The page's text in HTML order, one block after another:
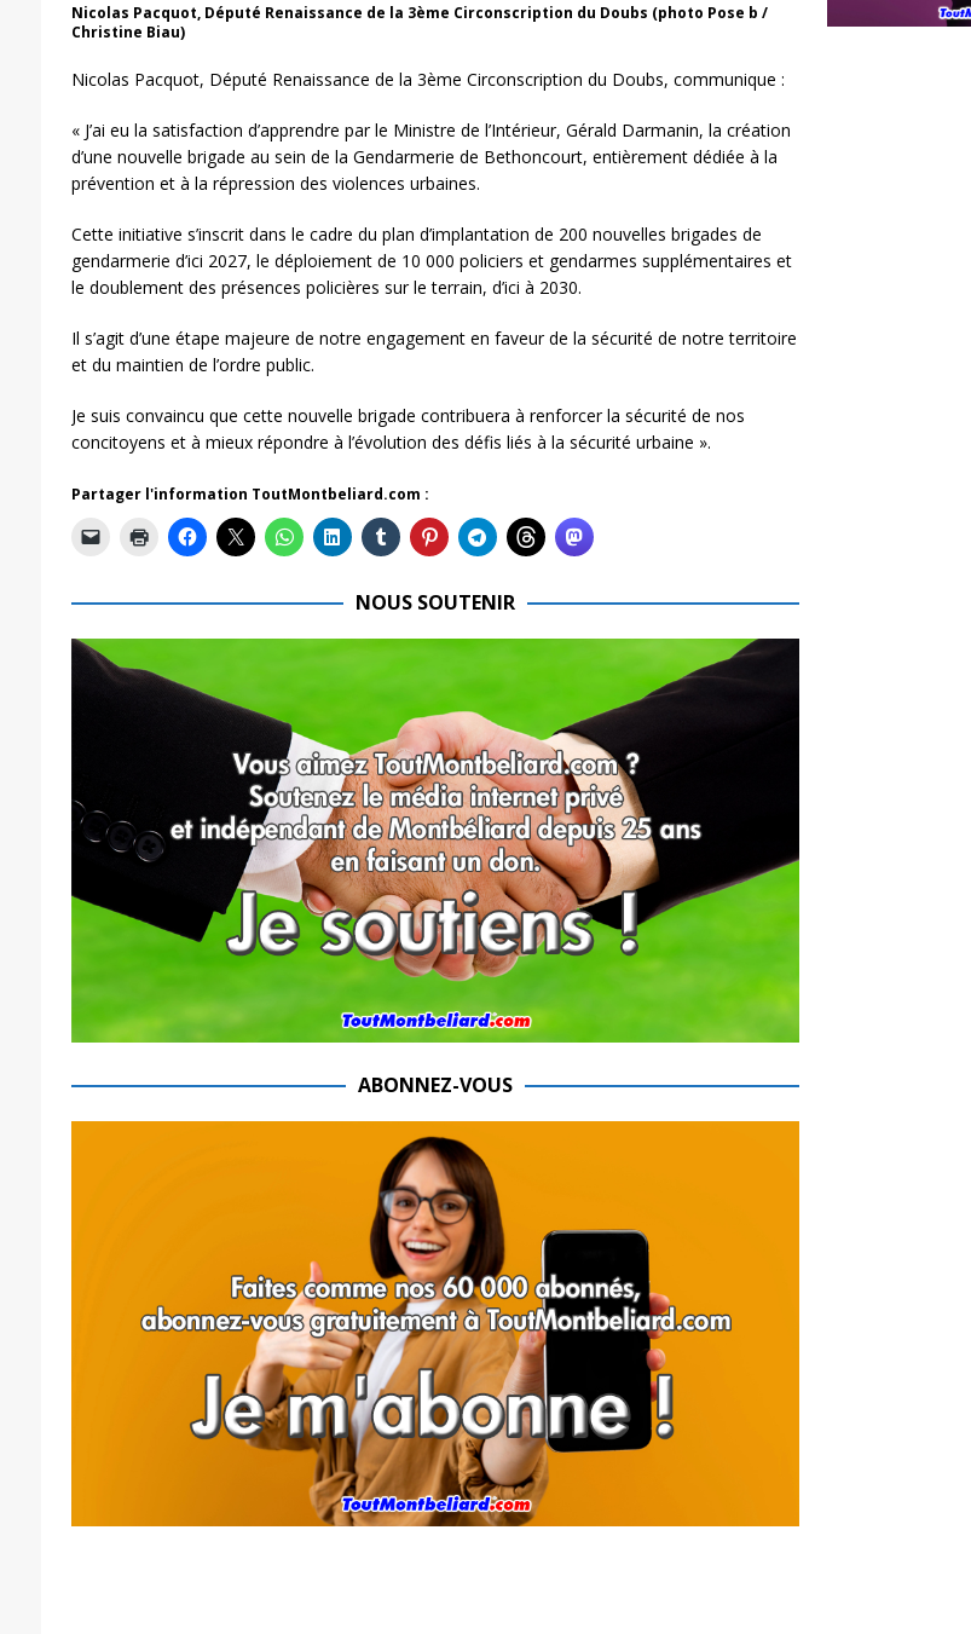
Nicolas Pacquot, Député Renaissance de la 3ème Circonscription du Doubs (photo Pose b /
Christine Biau)
Nicolas Pacquot, Député Renaissance de la 3ème Circonscription du Doubs, communique :
« J’ai eu la satisfaction d’apprendre par le Ministre de l’Intérieur, Gérald Darmanin, la création
d’une nouvelle brigade au sein de la Gendarmerie de Bethoncourt, entièrement dédiée à la
prévention et à la répression des violences urbaines.
Cette initiative s’inscrit dans le cadre du plan d’implantation de 200 nouvelles brigades de
gendarmerie d’ici 2027, le déploiement de 10 000 policiers et gendarmes supplémentaires et
le doublement des présences policières sur le terrain, d’ici à 2030.
Il s’agit d’une étape majeure de notre engagement en faveur de la sécurité de notre territoire
et du maintien de l’ordre public.
Je suis convaincu que cette nouvelle brigade contribuera à renforcer la sécurité de nos
concitoyens et à mieux répondre à l’évolution des défis liés à la sécurité urbaine ».
Partager l'information ToutMontbeliard.com :
NOUS SOUTENIR
ABONNEZ-VOUS